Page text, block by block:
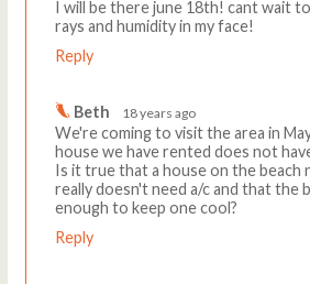
I will be there june 18th! cant wait
rays and humidity in my face!
Reply
Beth 18 years ago
We're coming to visit the area in
house we have rented does not
Is it true that a house on the beach
really doesn't need a/c and that the
enough to keep one cool?
Reply